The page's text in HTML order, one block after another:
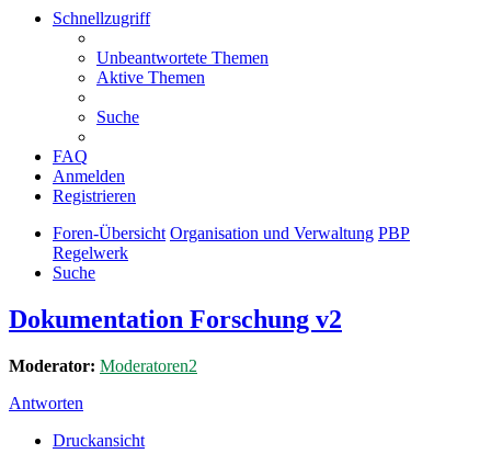
Schnellzugriff
Unbeantwortete Themen
Aktive Themen
Suche
FAQ
Anmelden
Registrieren
Foren-Übersicht Organisation und Verwaltung PBP
Regelwerk
Suche
Dokumentation Forschung v2
Moderator: Moderatoren2
Antworten
Druckansicht